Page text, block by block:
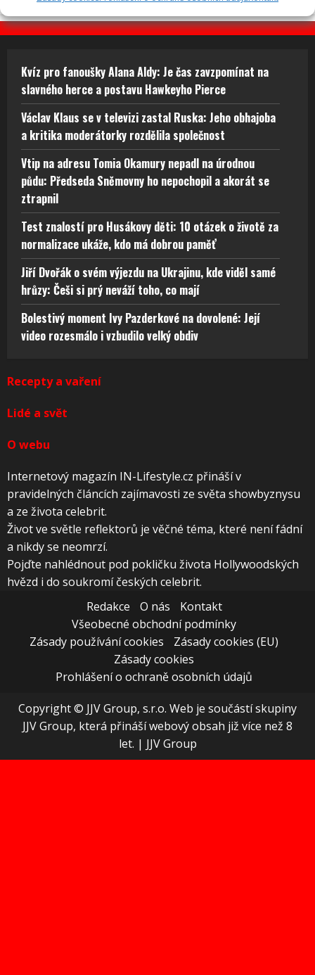
Kvíz pro fanoušky Alana Aldy: Je čas zavzpomínat na
slavného herce a postavu Hawkeyho Pierce
Václav Klaus se v televizi zastal Ruska: Jeho obhajoba
a kritika moderátorky rozdělila společnost
Vtip na adresu Tomia Okamury nepadl na úrodnou
půdu: Předseda Sněmovny ho nepochopil a akorát se
ztrapnil
Test znalostí pro Husákovy děti: 10 otázek o životě za
normalizace ukáže, kdo má dobrou paměť
Jiří Dvořák o svém výjezdu na Ukrajinu, kde viděl samé
hrůzy: Češi si prý neváží toho, co mají
Bolestivý moment Ivy Pazderkové na dovolené: Její
video rozesmálo i vzbudilo velký obdiv
Recepty a vaření
Lidé a svět
O webu
Internetový magazín IN-Lifestyle.cz přináší v
pravidelných článcích zajímavosti ze světa showbyznysu
a ze života celebrit.
Život ve světle reflektorů je věčné téma, které není fádní
a nikdy se neomrzí.
Pojďte nahlédnout pod pokličku života Hollywoodských
hvězd i do soukromí českých celebrit.
Redakce
O nás
Kontakt
Všeobecné obchodní podmínky
Zásady používání cookies
Zásady cookies (EU)
Zásady cookies
Prohlášení o ochraně osobních údajů
Copyright © JJV Group, s.r.o. Web je součástí skupiny
JJV Group, která přináší webový obsah již více než 8
let. | JJV Group